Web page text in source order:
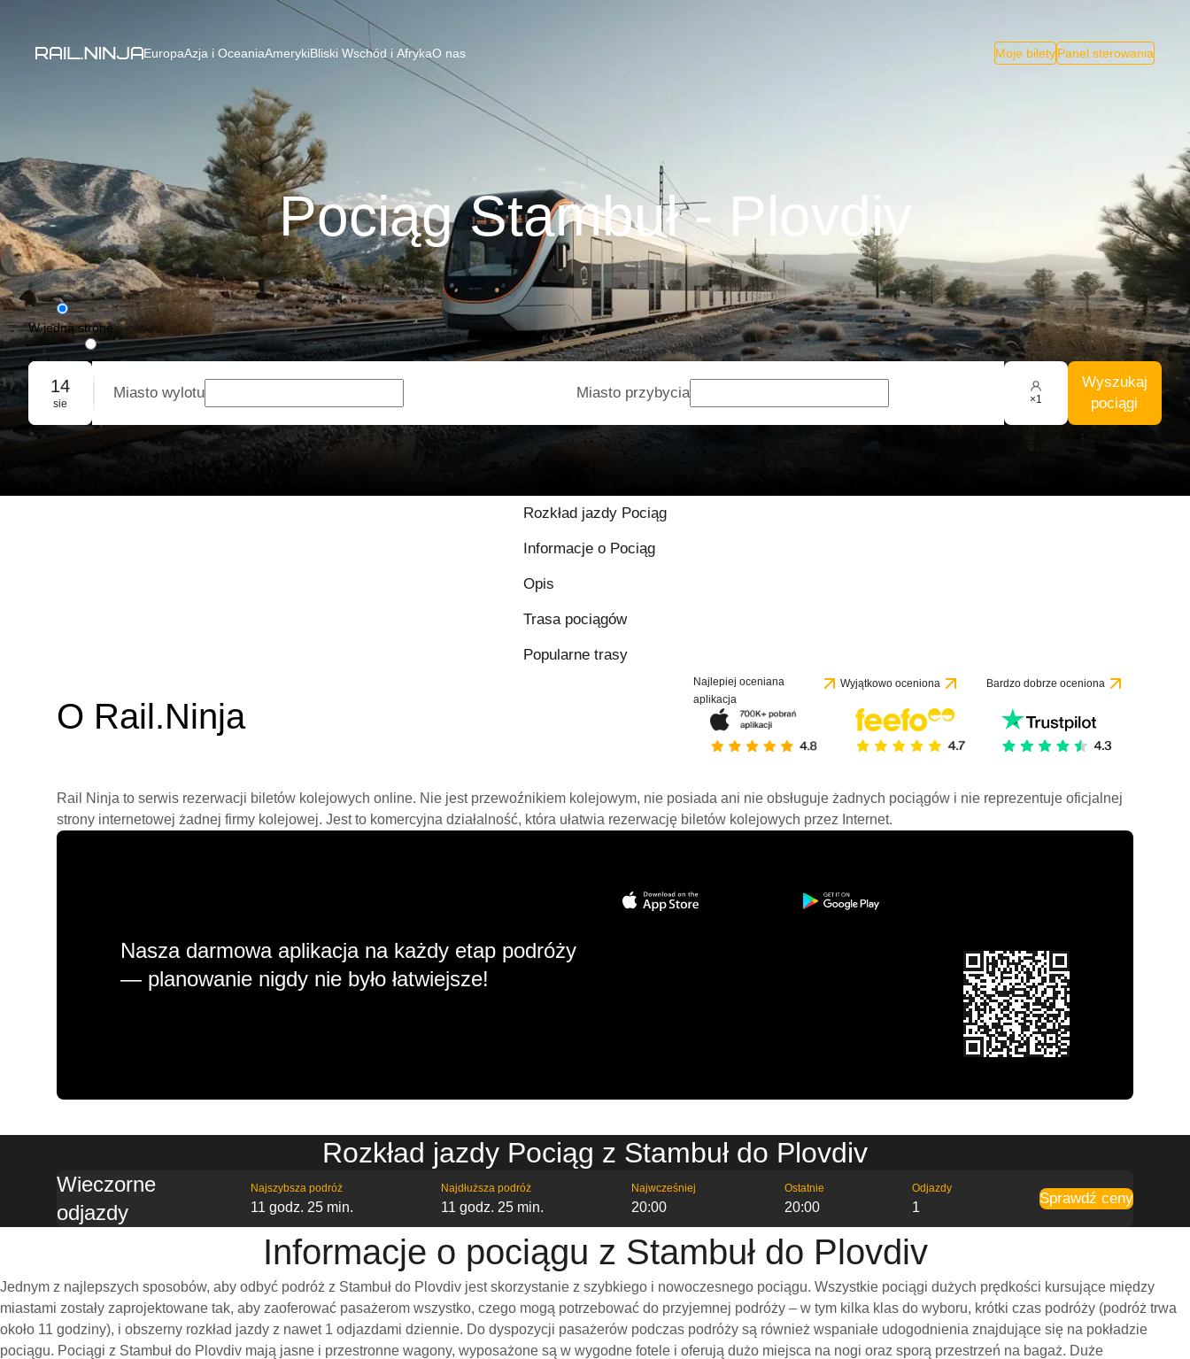
EuropaAzja i OceaniaAmerykiBliski Wschód i AfrykaO nas Moje biletyPanel sterowania
Pociąg Stambuł - Plovdiv
W jedną stronę
Podróż w obie strony
Rezerwacja grupowa
14
sie
Miasto wylotu Miasto przybycia ×1
Wyszukaj
pociągi
Rozkład jazdy Pociąg
Informacje o Pociąg
Opis
Trasa pociągów
Popularne trasy
O Rail.Ninja
Najlepiej oceniana
aplikacja
Wyjątkowo oceniona Bardzo dobrze oceniona
Rail Ninja to serwis rezerwacji biletów kolejowych online. Nie jest przewoźnikiem kolejowym, nie posiada ani nie obsługuje żadnych pociągów i nie reprezentuje oficjalnej
strony internetowej żadnej firmy kolejowej. Jest to komercyjna działalność, która ułatwia rezerwację biletów kolejowych przez Internet.
Nasza darmowa aplikacja na każdy etap podróży
— planowanie nigdy nie było łatwiejsze!
Rozkład jazdy Pociąg z Stambuł do Plovdiv
Wieczorne
odjazdy
Najszybsza podróż
11 godz. 25 min.
Najdłuższa podróż
11 godz. 25 min.
Najwcześniej
20:00
Ostatnie
20:00
Odjazdy
1
Sprawdź ceny
Informacje o pociągu z Stambuł do Plovdiv
Jednym z najlepszych sposobów, aby odbyć podróż z Stambuł do Plovdiv jest skorzystanie z szybkiego i nowoczesnego pociągu. Wszystkie pociągi dużych prędkości kursujące między
miastami zostały zaprojektowane tak, aby zaoferować pasażerom wszystko, czego mogą potrzebować do przyjemnej podróży – w tym kilka klas do wyboru, krótki czas podróży (podróż trwa
około 11 godziny), i obszerny rozkład jazdy z nawet 1 odjazdami dziennie. Do dyspozycji pasażerów podczas podróży są również wspaniałe udogodnienia znajdujące się na pokładzie
pociągu. Pociągi z Stambuł do Plovdiv mają jasne i przestronne wagony, wyposażone są w wygodne fotele i oferują dużo miejsca na nogi oraz sporą przestrzeń na bagaż. Duże